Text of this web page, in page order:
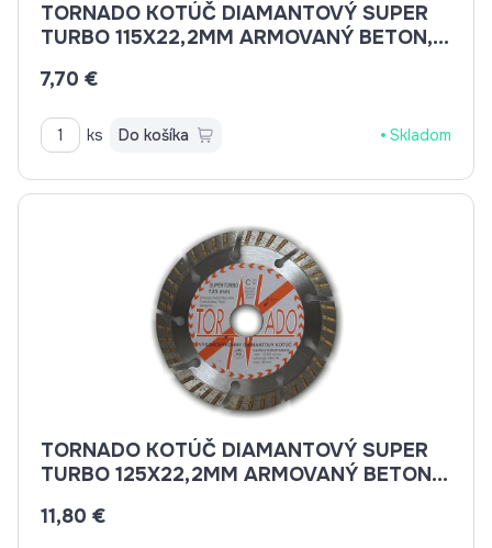
TORNADO KOTÚČ DIAMANTOVÝ SUPER
TURBO 115X22,2MM ARMOVANÝ BETON,
7,70 €
ks Do košíka Skladom
TORNADO KOTÚČ DIAMANTOVÝ SUPER
TURBO 125X22,2MM ARMOVANÝ BETON,
11,80 €